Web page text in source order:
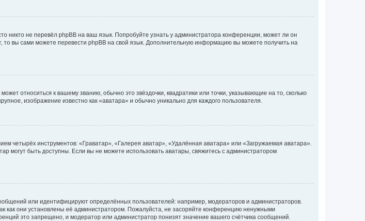
никто не перевёл phpBB на ваш язык. Попробуйте узнать у администратора конференции, может ли он
то вы сами можете перевести phpBB на свой язык. Дополнительную информацию вы можете получить на
относиться к вашему званию, обычно это звёздочки, квадратики или точки, указывающие на то, сколько
изображение известно как «аватара» и обычно уникально для каждого пользователя.
четырёх инструментов: «Граватар», «Галерея аватар», «Удалённая аватара» или «Загружаемая аватара».
могут быть доступны. Если вы не можете использовать аватары, свяжитесь с администратором
или идентифицируют определённых пользователей: например, модераторов и администраторов.
они установлены её администратором. Пожалуйста, не засоряйте конференцию ненужными
это запрещено, и модератор или администратор понизят значение вашего счётчика сообщений.